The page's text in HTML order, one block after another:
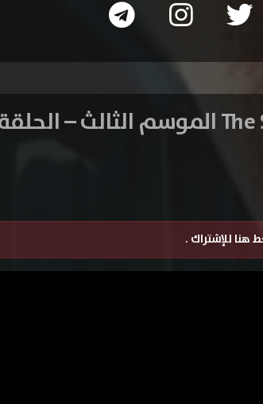
هنا للإشتراك .